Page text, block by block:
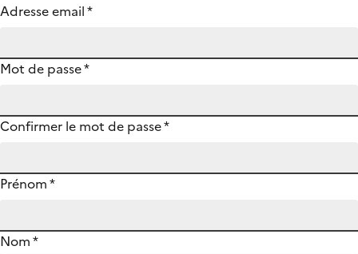
Adresse email*
Mot de passe*
Confirmer le mot de passe*
Prénom*
Nom*